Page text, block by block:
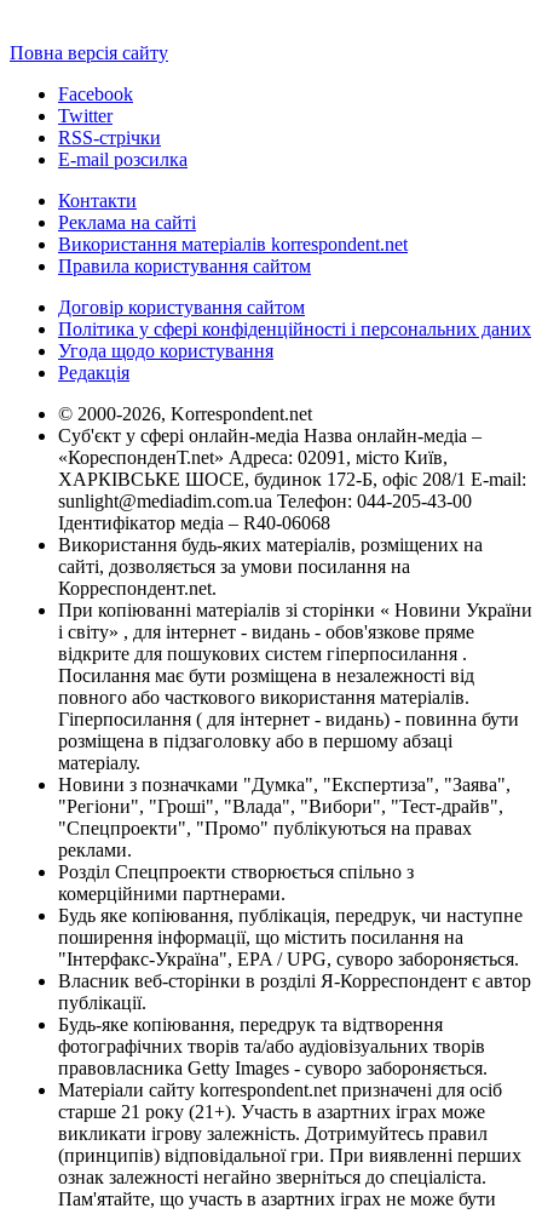
Повна версія сайту
Facebook
Twitter
RSS-стрічки
E-mail розсилка
Контакти
Реклама на сайті
Використання матеріалів korrespondent.net
Правила користування сайтом
Договір користування сайтом
Політика у сфері конфіденційності і персональних даних
Угода щодо користування
Редакція
© 2000-2026, Korrespondent.net
Суб'єкт у сфері онлайн-медіа Назва онлайн-медіа –
«КореспонденТ.net» Адреса: 02091, місто Київ,
ХАРКІВСЬКЕ ШОСЕ, будинок 172-Б, офіс 208/1 E-mail:
sunlight@mediadim.com.ua Телефон: 044-205-43-00
Ідентифікатор медіа – R40-06068
Використання будь-яких матеріалів, розміщених на
сайті, дозволяється за умови посилання на
Корреспондент.net.
При копіюванні матеріалів зі сторінки « Новини України
і світу» , для інтернет - видань - обов'язкове пряме
відкрите для пошукових систем гіперпосилання .
Посилання має бути розміщена в незалежності від
повного або часткового використання матеріалів.
Гіперпосилання ( для інтернет - видань) - повинна бути
розміщена в підзаголовку або в першому абзаці
матеріалу.
Новини з позначками "Думка", "Експертиза", "Заява",
"Регіони", "Гроші", "Влада", "Вибори", "Тест-драйв",
"Спецпроекти", "Промо" публікуються на правах
реклами.
Розділ Спецпроекти створюється спільно з
комерційними партнерами.
Будь яке копіювання, публікація, передрук, чи наступне
поширення інформації, що містить посилання на
"Інтерфакс-Україна", EPA / UPG, суворо забороняється.
Власник веб-сторінки в розділі Я-Корреспондент є автор
публікації.
Будь-яке копіювання, передрук та відтворення
фотографічних творів та/або аудіовізуальних творів
правовласника Getty Images - суворо забороняється.
Матеріали сайту korrespondent.net призначені для осіб
старше 21 року (21+). Участь в азартних іграх може
викликати ігрову залежність. Дотримуйтесь правил
(принципів) відповідальної гри. При виявленні перших
ознак залежності негайно зверніться до спеціаліста.
Пам'ятайте, що участь в азартних іграх не може бути